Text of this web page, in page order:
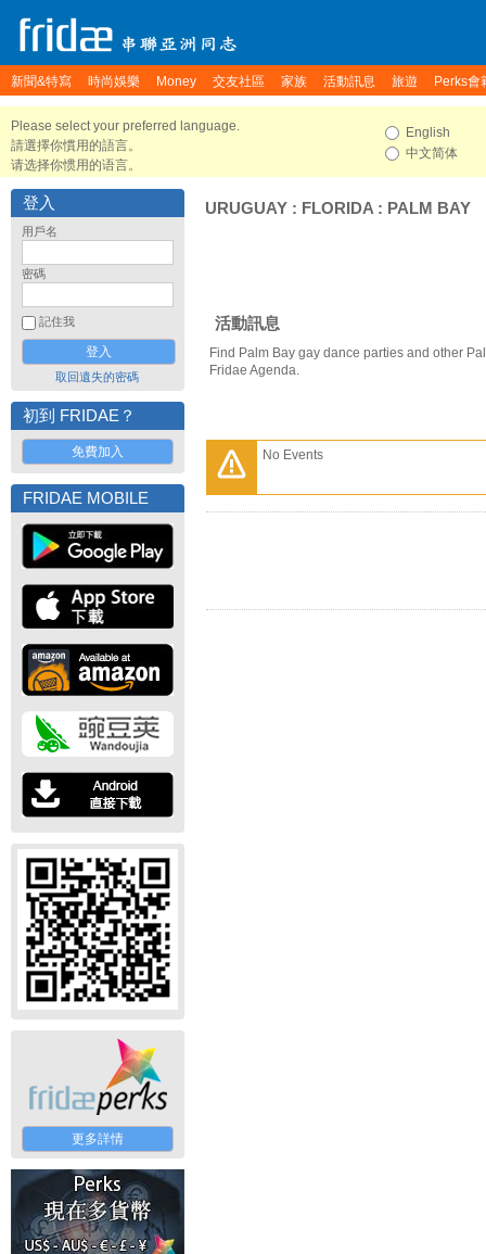
新聞&特寫 時尚娛樂 Money 交友社區 家族 活動訊息 旅遊 Perks會
Please select your preferred language.
請選擇你慣用的語言。
请选择你惯用的语言。
English
中文简体
登入
用戶名
密碼
記住我
取回遺失的密碼
初到 FRIDAE？
免費加入
FRIDAE MOBILE
更多詳情
URUGUAY : FLORIDA : PALM BAY
活動訊息
Find Palm Bay gay dance parties and other
Fridae Agenda.
No Events